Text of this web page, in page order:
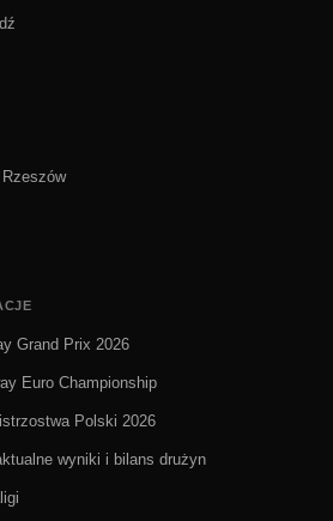
Grand Prix 2026
Euro Championship
Polski 2026
wyniki i bilans drużyn